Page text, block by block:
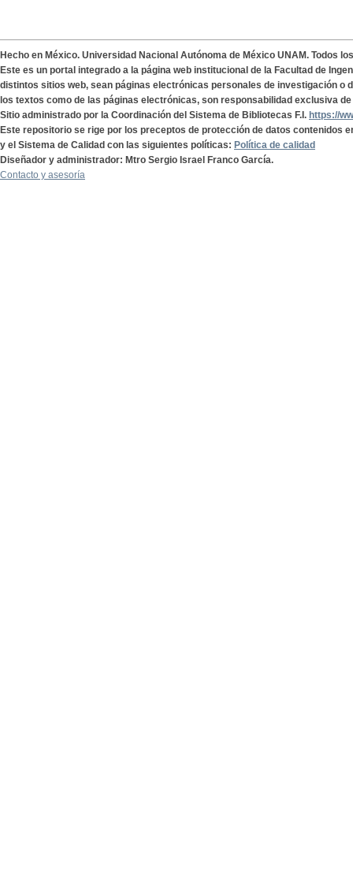
Hecho en México. Universidad Nacional Autónoma de México UNAM. Todos
Este es un portal integrado a la página web institucional de la Facultad de
distintos sitios web, sean páginas electrónicas personales de investigación o
los textos como de las páginas electrónicas, son responsabilidad exclusiva
Sitio administrado por la Coordinación del Sistema de Bibliotecas F.I. https://
Este repositorio se rige por los preceptos de protección de datos contenidos
y el Sistema de Calidad con las siguientes políticas: Política de calidad
Diseñador y administrador: Mtro Sergio Israel Franco García.
Contacto y asesoría